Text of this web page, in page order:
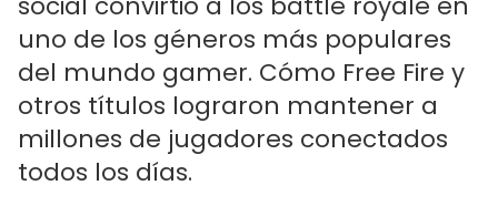
uno de los géneros más populares
del mundo gamer. Cómo Free Fire y
otros títulos lograron mantener a
millones de jugadores conectados
todos los días.